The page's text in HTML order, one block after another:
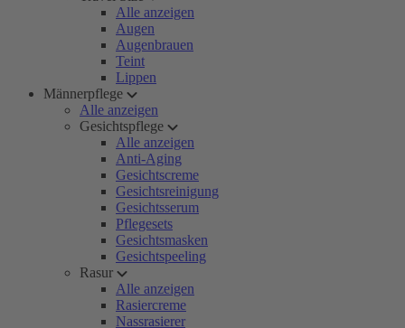
Alle anzeigen
Augen
Augenbrauen
Teint
Lippen
Männerpflege
Alle anzeigen
Gesichtspflege
Alle anzeigen
Anti-Aging
Gesichtscreme
Gesichtsreinigung
Gesichtsserum
Pflegesets
Gesichtsmasken
Gesichtspeeling
Rasur
Alle anzeigen
Rasiercreme
Nassrasierer